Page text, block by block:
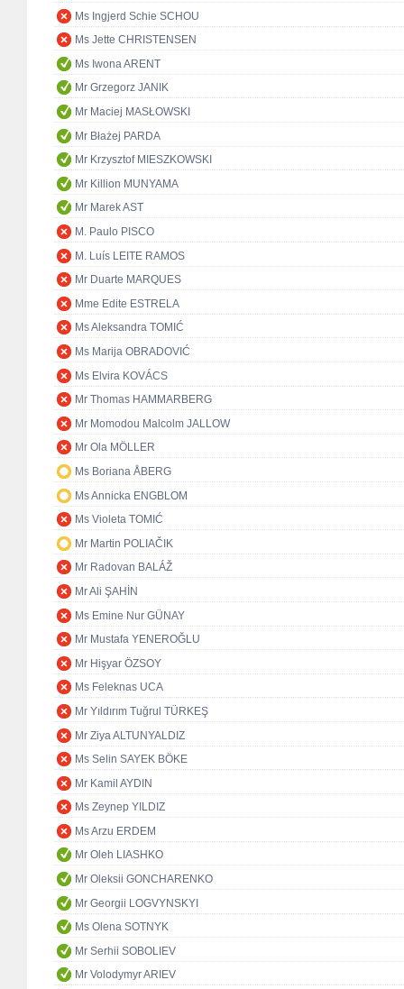
Ms Ingjerd Schie SCHOU
Ms Jette CHRISTENSEN
Ms Iwona ARENT
Mr Grzegorz JANIK
Mr Maciej MASŁOWSKI
Mr Błażej PARDA
Mr Krzysztof MIESZKOWSKI
Mr Killion MUNYAMA
Mr Marek AST
M. Paulo PISCO
M. Luís LEITE RAMOS
Mr Duarte MARQUES
Mme Edite ESTRELA
Ms Aleksandra TOMIĆ
Ms Marija OBRADOVIĆ
Ms Elvira KOVÁCS
Mr Thomas HAMMARBERG
Mr Momodou Malcolm JALLOW
Mr Ola MÖLLER
Ms Boriana ÅBERG
Ms Annicka ENGBLOM
Ms Violeta TOMIĆ
Mr Martin POLIAČIK
Mr Radovan BALÁŽ
Mr Ali ŞAHİN
Ms Emine Nur GÜNAY
Mr Mustafa YENEROĞLU
Mr Hişyar ÖZSOY
Ms Feleknas UCA
Mr Yıldırım Tuğrul TÜRKEŞ
Mr Ziya ALTUNYALDIZ
Ms Selin SAYEK BÖKE
Mr Kamil AYDIN
Ms Zeynep YILDIZ
Ms Arzu ERDEM
Mr Oleh LIASHKO
Mr Oleksii GONCHARENKO
Mr Georgii LOGVYNSKYI
Ms Olena SOTNYK
Mr Serhii SOBOLIEV
Mr Volodymyr ARIEV